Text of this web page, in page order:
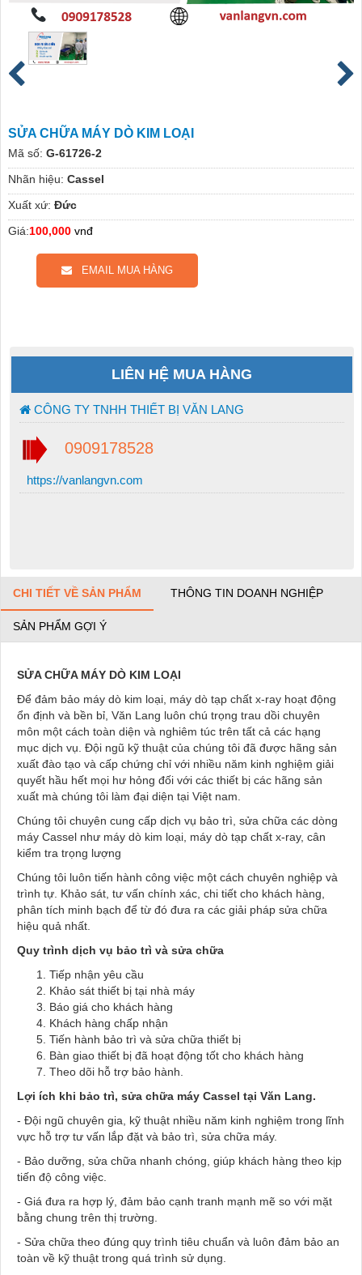
SỬA CHỮA MÁY DÒ KIM LOẠI
Mã số: G-61726-2
Nhãn hiệu: Cassel
Xuất xứ: Đức
Giá:100,000 vnđ
EMAIL MUA HÀNG
LIÊN HỆ MUA HÀNG
CÔNG TY TNHH THIẾT BỊ VĂN LANG
0909178528
https://vanlangvn.com
CHI TIẾT VỀ SẢN PHẨM THÔNG TIN DOANH NGHIỆP
SẢN PHẨM GỢI Ý
SỬA CHỮA MÁY DÒ KIM LOẠI
Để đảm bảo máy dò kim loại, máy dò tạp chất x-ray hoạt động
ổn định và bền bỉ, Văn Lang luôn chú trọng trau dồi chuyên
môn một cách toàn diện và nghiêm túc trên tất cả các hạng
mục dịch vụ. Đội ngũ kỹ thuật của chúng tôi đã được hãng sản
xuất đào tạo và cấp chứng chỉ với nhiều năm kinh nghiệm giải
quyết hầu hết mọi hư hỏng đối với các thiết bị các hãng sản
xuất mà chúng tôi làm đại diện tại Việt nam.
Chúng tôi chuyên cung cấp dịch vụ bảo trì, sửa chữa các dòng
máy Cassel như máy dò kim loại, máy dò tạp chất x-ray, cân
kiểm tra trọng lượng
Chúng tôi luôn tiến hành công việc một cách chuyên nghiệp và
trình tự. Khảo sát, tư vấn chính xác, chi tiết cho khách hàng,
phân tích minh bạch để từ đó đưa ra các giải pháp sửa chữa
hiệu quả nhất.
Quy trình dịch vụ bảo trì và sửa chữa
Tiếp nhận yêu cầu
Khảo sát thiết bị tại nhà máy
Báo giá cho khách hàng
Khách hàng chấp nhận
Tiến hành bảo trì và sửa chữa thiết bị
Bàn giao thiết bị đã hoạt động tốt cho khách hàng
Theo dõi hỗ trợ bảo hành.
Lợi ích khi bảo trì, sửa chữa máy Cassel tại Văn Lang.
- Đội ngũ chuyên gia, kỹ thuật nhiều năm kinh nghiệm trong lĩnh
vực hỗ trợ tư vấn lắp đặt và bảo trì, sửa chữa máy.
- Bảo dưỡng, sửa chữa nhanh chóng, giúp khách hàng theo kịp
tiến độ công việc.
- Giá đưa ra hợp lý, đảm bảo cạnh tranh mạnh mẽ so với mặt
bằng chung trên thị trường.
- Sửa chữa theo đúng quy trình tiêu chuẩn và luôn đảm bảo an
toàn về kỹ thuật trong quá trình sử dụng.